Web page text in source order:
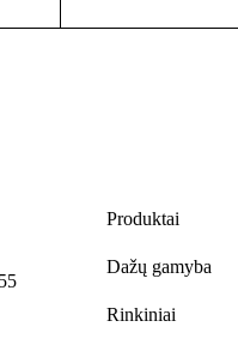
Produktai
Dažų gamyba
Rinkiniai